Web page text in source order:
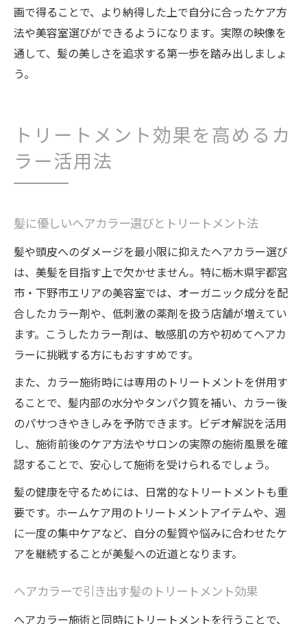
画で得ることで、より納得した上で自分に合ったケア方
法や美容室選びができるようになります。実際の映像を
通して、髪の美しさを追求する第一歩を踏み出しましょ
う。
トリートメント効果を高めるカ
ラー活用法
髪に優しいヘアカラー選びとトリートメント法
髪や頭皮へのダメージを最小限に抑えたヘアカラー選び
は、美髪を目指す上で欠かせません。特に栃木県宇都宮
市・下野市エリアの美容室では、オーガニック成分を配
合したカラー剤や、低刺激の薬剤を扱う店舗が増えてい
ます。こうしたカラー剤は、敏感肌の方や初めてヘアカ
ラーに挑戦する方にもおすすめです。
また、カラー施術時には専用のトリートメントを併用す
ることで、髪内部の水分やタンパク質を補い、カラー後
のパサつきやきしみを予防できます。ビデオ解説を活用
し、施術前後のケア方法やサロンの実際の施術風景を確
認することで、安心して施術を受けられるでしょう。
髪の健康を守るためには、日常的なトリートメントも重
要です。ホームケア用のトリートメントアイテムや、週
に一度の集中ケアなど、自分の髪質や悩みに合わせたケ
アを継続することが美髪への近道となります。
ヘアカラーで引き出す髪のトリートメント効果
ヘアカラー施術と同時にトリートメントを行うことで、